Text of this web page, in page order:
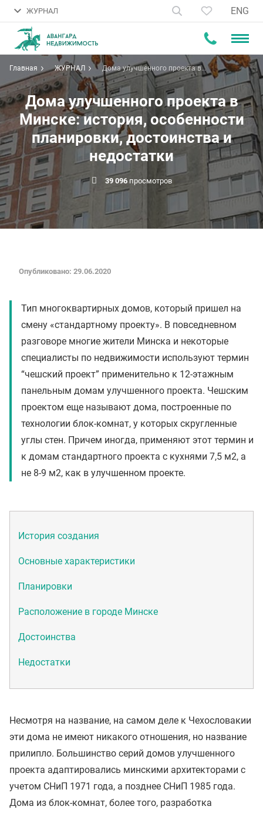
ЖУРНАЛ ENG
Главная ЖУРНАЛ
Дома улучшенного проекта в
Минске: история, особенности
планировки, достоинства и
недостатки
Дома улучшенного проекта в
Минске: история, особенности
планировки, достоинства и
недостатки
39 096просмотров
Опубликовано: 29.06.2020
Тип многоквартирных домов, который пришел на
смену «стандартному проекту». В повседневном
разговоре многие жители Минска и некоторые
специалисты по недвижимости используют термин
“чешский проект” применительно к 12-этажным
панельным домам улучшенного проекта. Чешским
проектом еще называют дома, построенные по
технологии блок-комнат, у которых скругленные
углы стен. Причем иногда, применяют этот термин и
к домам стандартного проекта с кухнями 7,5 м2, а
не 8-9 м2, как в улучшенном проекте.
История создания
Основные характеристики
Планировки
Расположение в городе Минске
Достоинства
Недостатки
Несмотря на название, на самом деле к Чехословакии
эти дома не имеют никакого отношения, но название
прилипло. Большинство серий домов улучшенного
проекта адаптировались минскими архитекторами с
учетом СНиП 1971 года, а позднее СНиП 1985 года.
Дома из блок-комнат, более того, разработка